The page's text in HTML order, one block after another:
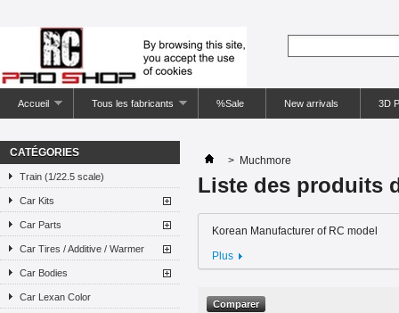
Accueil Tous les fabricants %Sale New arrivals 3D
CATÉGORIES
Train (1/22.5 scale)
Car Kits
Car Parts
Car Tires / Additive / Warmer
Car Bodies
Car Lexan Color
> Muchmore
Liste des produits
Korean Manufacturer of RC model
Plus